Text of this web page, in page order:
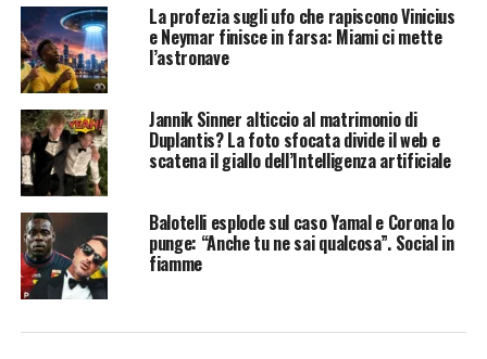
La profezia sugli ufo che rapiscono Vinicius
e Neymar finisce in farsa: Miami ci mette
l’astronave
Jannik Sinner alticcio al matrimonio di
Duplantis? La foto sfocata divide il web e
scatena il giallo dell’Intelligenza artificiale
Balotelli esplode sul caso Yamal e Corona lo
punge: “Anche tu ne sai qualcosa”. Social in
fiamme